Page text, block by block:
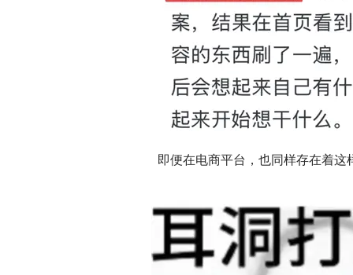
即便在电商平台，也同样存在着这